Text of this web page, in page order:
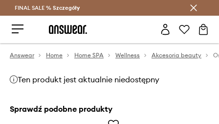
Oszczędzaj z Answear Club >
FINAL SALE % Szczegóły
Answear Home Home SPA Wellness Akcesoria beauty
Ten produkt jest aktualnie niedostępny
Sprawdź podobne produkty